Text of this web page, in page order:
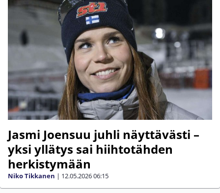
Jasmi Joensuu juhli näyttävästi –
yksi yllätys sai hiihtotähden
herkistymään
Niko Tikkanen | 12.05.202606:15